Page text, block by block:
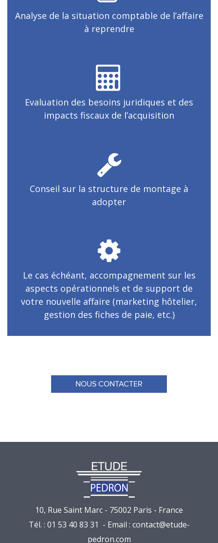
Analyse de la situation comptable de l’affaire
à reprendre
Evaluation des besoins juridiques et des
impacts fiscaux de l’acquisition
Conseil sur la structure de montage à
adopter
Le cas échéant, accompagnement sur les
aspects opérationnels et de support de
votre nouvelle affaire (marketing hôtelier,
gestion des fiches de paie, etc.)
NOUS CONTACTER
10, Rue Saint Marc - 75002 Paris - France
Tél. : 01 53 40 83 31 - Email : contact@etude-
pedron.com